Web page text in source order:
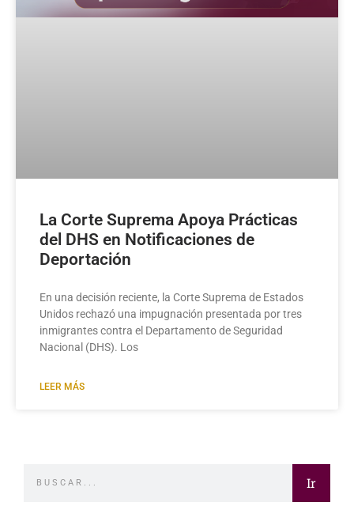
La Corte Suprema Apoya Prácticas
del DHS en Notificaciones de
Deportación
En una decisión reciente, la Corte Suprema de Estados
Unidos rechazó una impugnación presentada por tres
inmigrantes contra el Departamento de Seguridad
Nacional (DHS). Los
LEER MÁS
Ir